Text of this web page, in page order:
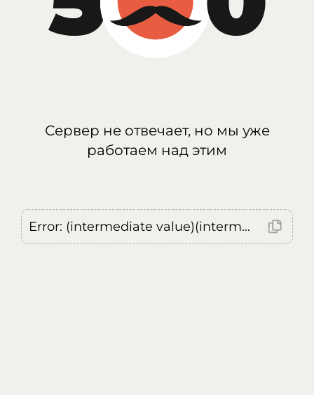
Сервер не отвечает, но мы уже
работаем над этим
Error: (intermediate value)(intermediate value)(intermediate value).replaceAll is not a function